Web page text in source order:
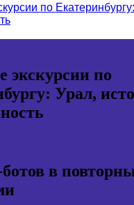
по
экскурсии по
Урал,
в